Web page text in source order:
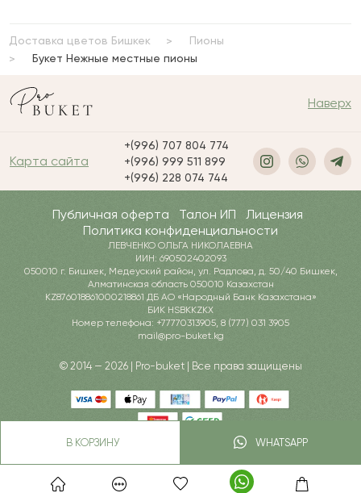
В КОРЗИНУ WHATSAPP
Доставка цветов Бишкек
Пионы
Букет Нежные местные пионы
Наверх
Карта сайта
+(996) 707 804 774
+(996) 999 511 899
+(996) 228 074 744
Публичная оферта Талон ИП
Лицензия
Политика конфиденциальности
ЛЕВЧЕНКО ОЛЬГА НИКОЛАЕВНА
ИИН: 690502402093
050010 г. Бишкек, Медеуский район, ул. Радлова, д. 50/40 Бишкек,
Алматинская область 050010 Казахстан
KZ876018861000218861 ДБ АО «Народный Банк Казахстана»
БИК HSBKKZKX
Номер телефона: +77770313905, 8 (777) 031 3905
mail@pro-buket.kg
© 2014 — 2026 | Pro-buket | Все права защищены